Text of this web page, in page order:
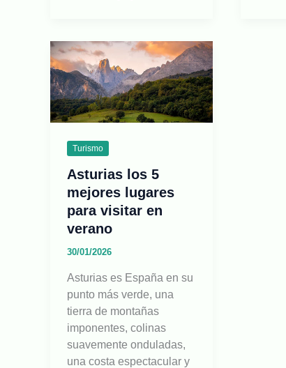
Turismo
Asturias los 5
mejores lugares
para visitar en
verano
30/01/2026
Asturias es España en su
punto más verde, una
tierra de montañas
imponentes, colinas
suavemente onduladas,
una costa espectacular y